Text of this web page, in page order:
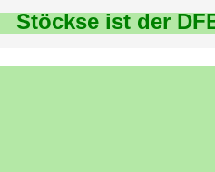
Stöckse ist der